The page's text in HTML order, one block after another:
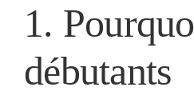
1.
débutants